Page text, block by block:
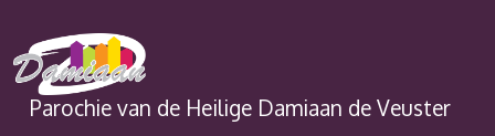
Parochie van de Heilige Damiaan de Veuster